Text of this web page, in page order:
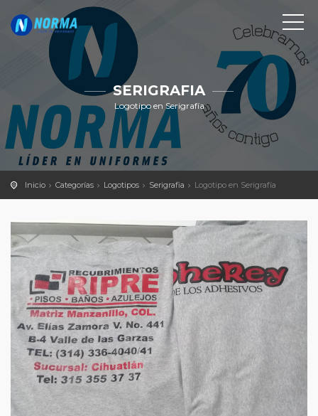
SERIGRAFIA
Logotipo en Serigrafía
Inicio Categorías Logotipos Serigrafia Logotipo en Serigrafía